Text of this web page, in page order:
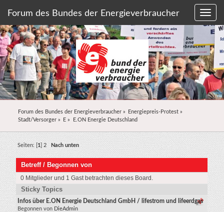
Forum des Bundes der Energieverbraucher
Forum des Bundes der Energieverbraucher» Energiepreis-Protest »
Stadt/Versorger» E » E.ON Energie Deutschland
Seiten: [ 1] 2 Nach unten
Betreff/ Begonnen von
0 Mitglieder und 1 Gast betrachten dieses Board.
Sticky Topics
Infos über E.ON Energie Deutschland GmbH / lifestrom und lifeerdgas
Begonnen von DieAdmin